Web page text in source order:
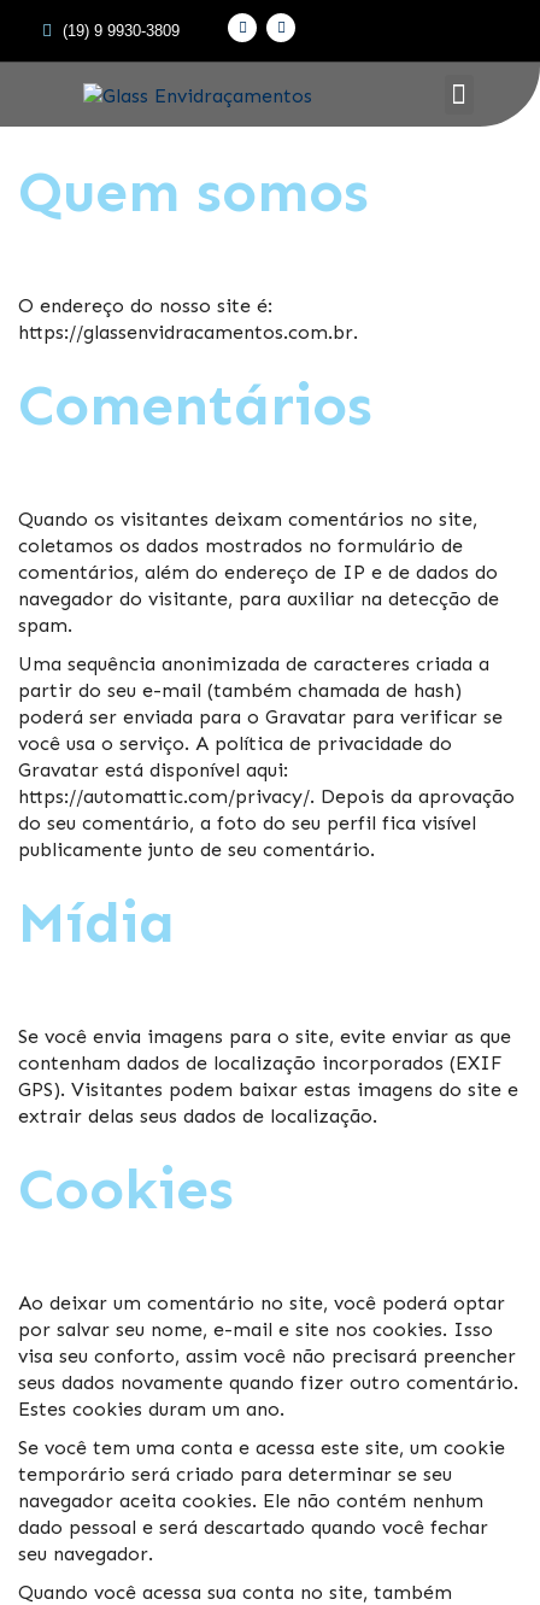
(19) 9 9930-3809
Quem somos
O endereço do nosso site é:
https://glassenvidracamentos.com.br.
Comentários
Quando os visitantes deixam comentários no site,
coletamos os dados mostrados no formulário de
comentários, além do endereço de IP e de dados do
navegador do visitante, para auxiliar na detecção de
spam.
Uma sequência anonimizada de caracteres criada a
partir do seu e-mail (também chamada de hash)
poderá ser enviada para o Gravatar para verificar se
você usa o serviço. A política de privacidade do
Gravatar está disponível aqui:
https://automattic.com/privacy/. Depois da aprovação
do seu comentário, a foto do seu perfil fica visível
publicamente junto de seu comentário.
Mídia
Se você envia imagens para o site, evite enviar as que
contenham dados de localização incorporados (EXIF
GPS). Visitantes podem baixar estas imagens do site e
extrair delas seus dados de localização.
Cookies
Ao deixar um comentário no site, você poderá optar
por salvar seu nome, e-mail e site nos cookies. Isso
visa seu conforto, assim você não precisará preencher
seus dados novamente quando fizer outro comentário.
Estes cookies duram um ano.
Se você tem uma conta e acessa este site, um cookie
temporário será criado para determinar se seu
navegador aceita cookies. Ele não contém nenhum
dado pessoal e será descartado quando você fechar
seu navegador.
Quando você acessa sua conta no site, também